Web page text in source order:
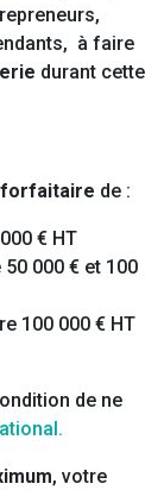
à faire
durant cette
forfaitaire de :
€ HT
000 € et 100
100 000 € HT
de ne
, votre